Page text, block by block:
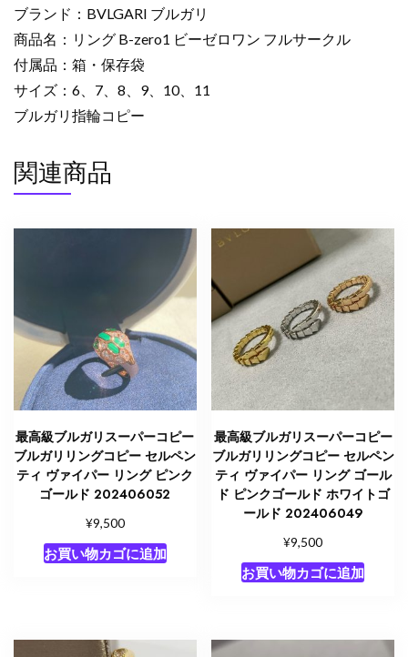
グ
B-
zero1
ビ
ー
ゼ
ワ
ン
ル
2523219
ガ
ビ
ー
ゼ
個
ブランド：BVLGARI ブルガリ
商品名：リング B-zero1 ビーゼロワン フルサークル
付属品：箱・保存袋
サイズ：6、7、8、9、10、11
ブルガリ指輪コピー
関連商品
最高級ブルガリスーパーコピー
ブルガリリングコピー セルペン
ティ ヴァイパー リング ピンク
ゴールド 202406052
¥9,500
お買い物カゴに追加
最高級ブルガリスーパーコピー
ブルガリリングコピー セルペン
ティ ヴァイパー リング ゴール
ド ピンクゴールド ホワイトゴ
ールド 202406049
¥9,500
お買い物カゴに追加